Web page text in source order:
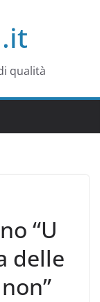
qualità
“U
delle